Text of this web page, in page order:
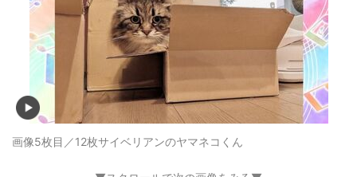
画像5枚目／12枚サイベリアンのヤマネコくん